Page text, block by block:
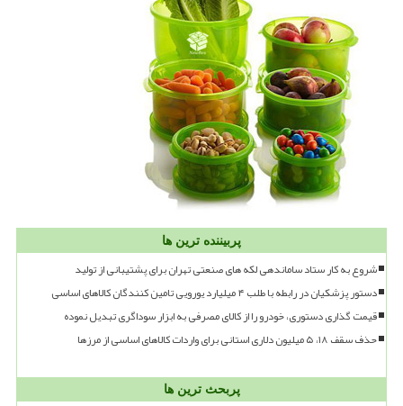
پربیننده ترین ها
شروع به کار ستاد ساماندهی لکه های صنعتی تهران برای پشتیبانی از تولید
دستور پزشکیان در رابطه با طلب ۴ میلیارد یورویی تامین کنندگان کالاهای اساسی
قیمت گذاری دستوری، خودرو را از کالای مصرفی به ابزار سوداگری تبدیل نموده
حذف سقف ۱۸، ۵ میلیون دلاری استانی برای واردات کالاهای اساسی از مرزها
پربحث ترین ها